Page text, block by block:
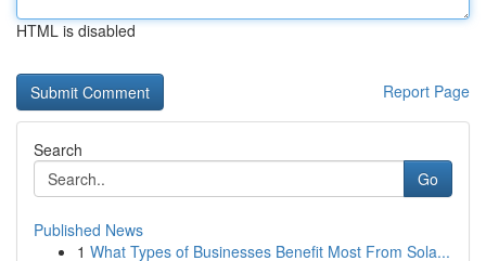
HTML is disabled
Report Page
Search
Go
Published News
1 What Types of Businesses Benefit Most From Sola...